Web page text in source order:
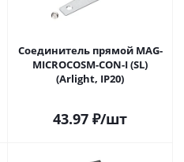
Соединитель прямой MAG-
MICROCOSM-CON-I (SL)
(Arlight, IP20)
43.97 ₽/шт